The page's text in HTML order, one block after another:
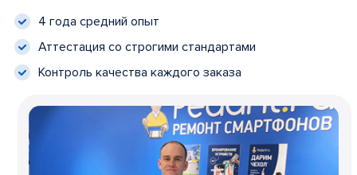
4 года средний опыт
Аттестация со строгими стандартами
Контроль качества каждого заказа